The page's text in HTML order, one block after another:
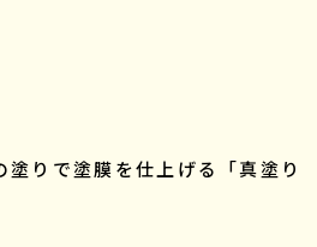
りで塗膜を仕上げる「真塗り